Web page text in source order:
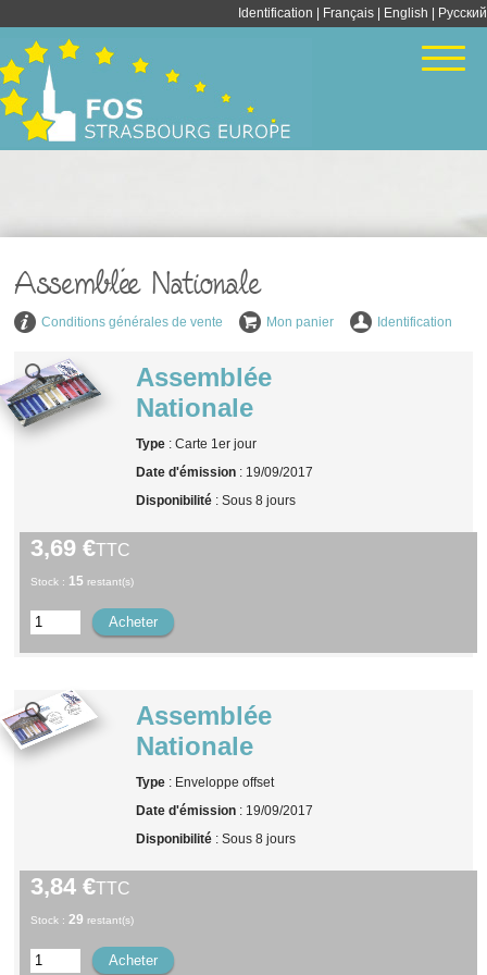
Identification Français English | Pусский
Assemblée Nationale
Conditions générales de vente Mon panier Identification
Assemblée
Nationale
Type: Carte 1er jour
Date d'émission: 19/09/2017
Disponibilité: Sous 8 jours
3,69 €TTC
Stock : 15 restant(s)
Assemblée
Nationale
Type: Enveloppe offset
Date d'émission: 19/09/2017
Disponibilité: Sous 8 jours
3,84 €TTC
Stock : 29 restant(s)